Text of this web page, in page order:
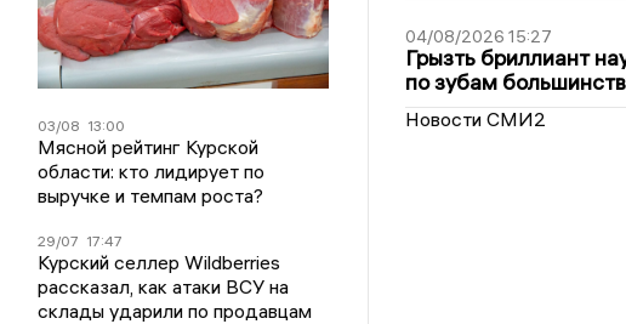
03/08 13:00
Мясной рейтинг Курской
области: кто лидирует по
выручке и темпам роста?
29/07 17:47
Курский селлер Wildberries
рассказал, как атаки ВСУ на
склады ударили по продавцам
04/08/2026 15:27
Грызть бриллиант
по зубам
Новости СМИ2